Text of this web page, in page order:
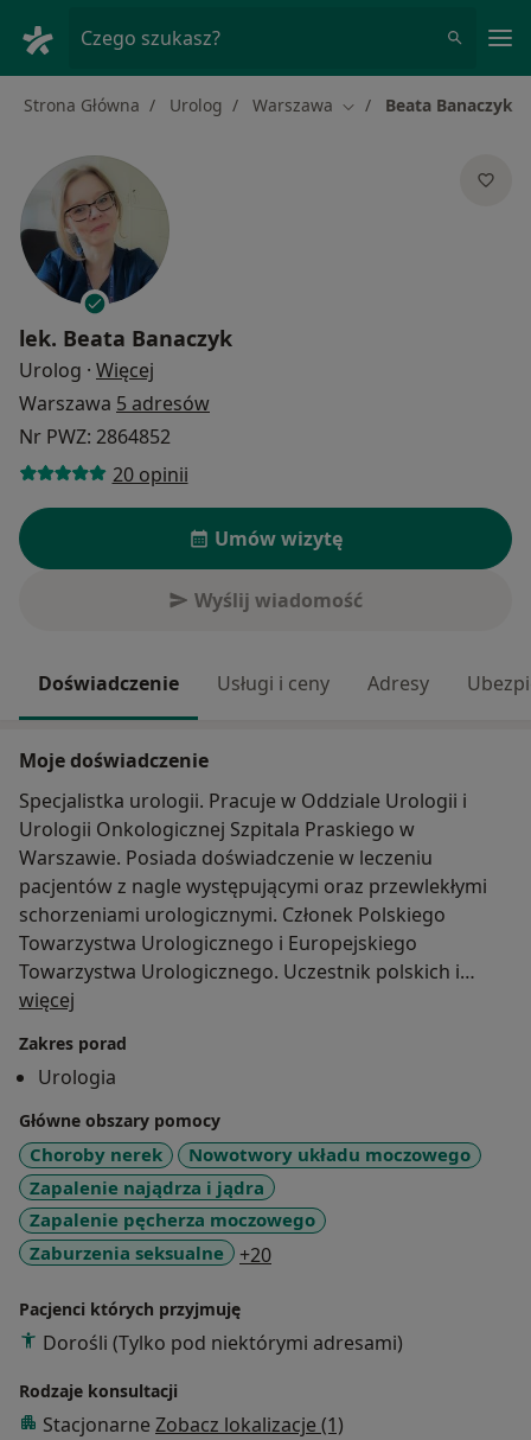
Czego szukasz?
Strona Główna Urolog Warszawa Zmień miasto
Beata Banaczyk
lek. Beata Banaczyk
Urolog · Więcej
Warszawa 5 adresów
Nr PWZ: 2864852
20 opinii
Umów wizytę
Wyślij wiadomość
Doświadczenie Usługi i ceny Adresy
Moje doświadczenie
Specjalistka urologii. Pracuje w Oddziale Urologii i
Urologii Onkologicznej Szpitala Praskiego w
Warszawie. Posiada doświadczenie w leczeniu
pacjentów z nagle występującymi oraz przewlekłymi
schorzeniami urologicznymi. Członek Polskiego
Towarzystwa Urologicznego i Europejskiego
Towarzystwa Urologicznego. Uczestnik polskich i
międzynarodowych kongresów urologicznych.
więcej
Zakres porad
Urologia
Główne obszary pomocy
Choroby nerek
Nowotwory układu moczowego
Zapalenie najądrza i jądra
Zapalenie pęcherza moczowego
Zaburzenia seksualne
+20a11y_sr_more_diseases
Pacjenci których przyjmuję
Dorośli (Tylko pod niektórymi adresami)
Rodzaje konsultacji
Stacjonarne Zobacz lokalizacje (1)